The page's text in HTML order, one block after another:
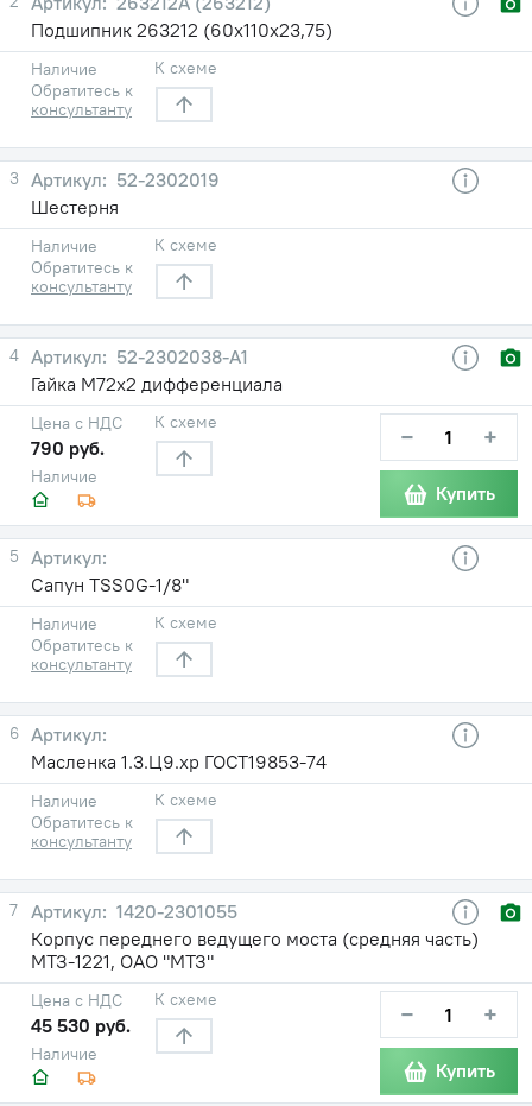
Подшипник 263212 (60х110х23,75)
Наличие
Обратитесь к
консультанту
К схеме
3
52-2302019
Шестерня
Наличие
Обратитесь к
консультанту
К схеме
4
52-2302038-А1
Гайка М72х2 дифференциала
Наличие
Цена с НДС
790 руб.
К схеме − +
Купить
5
Сапун TSS0G-1/8"
Наличие
Обратитесь к
консультанту
К схеме
6
Масленка 1.3.Ц9.хр ГОСТ19853-74
Наличие
Обратитесь к
консультанту
К схеме
7
1420-2301055
Корпус переднего ведущего моста (средняя часть)
МТЗ-1221, ОАО "МТЗ"
Наличие
Цена с НДС
45 530 руб.
К схеме − +
Купить